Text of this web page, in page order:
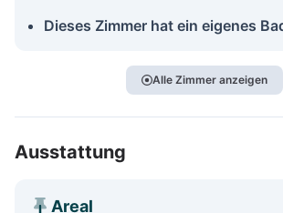
Dieses Zimmer hat ein eigenes
Alle Zimmer anzeigen
Ausstattung
Areal